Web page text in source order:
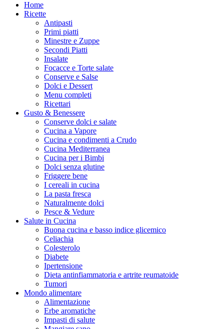
Home
Ricette
Antipasti
Primi piatti
Minestre e Zuppe
Secondi Piatti
Insalate
Focacce e Torte salate
Conserve e Salse
Dolci e Dessert
Menu completi
Ricettari
Gusto & Benessere
Conserve dolci e salate
Cucina a Vapore
Cucina e condimenti a Crudo
Cucina Mediterranea
Cucina per i Bimbi
Dolci senza glutine
Friggere bene
I cereali in cucina
La pasta fresca
Naturalmente dolci
Pesce & Vedure
Salute in Cucina
Buona cucina e basso indice glicemico
Celiachia
Colesterolo
Diabete
Ipertensione
Dieta antinfiammatoria e artrite reumatoide
Tumori
Mondo alimentare
Alimentazione
Erbe aromatiche
Impasti di salute